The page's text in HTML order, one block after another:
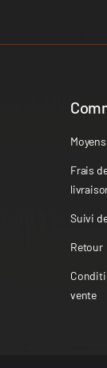
Frais
Suivi
Retour
vente